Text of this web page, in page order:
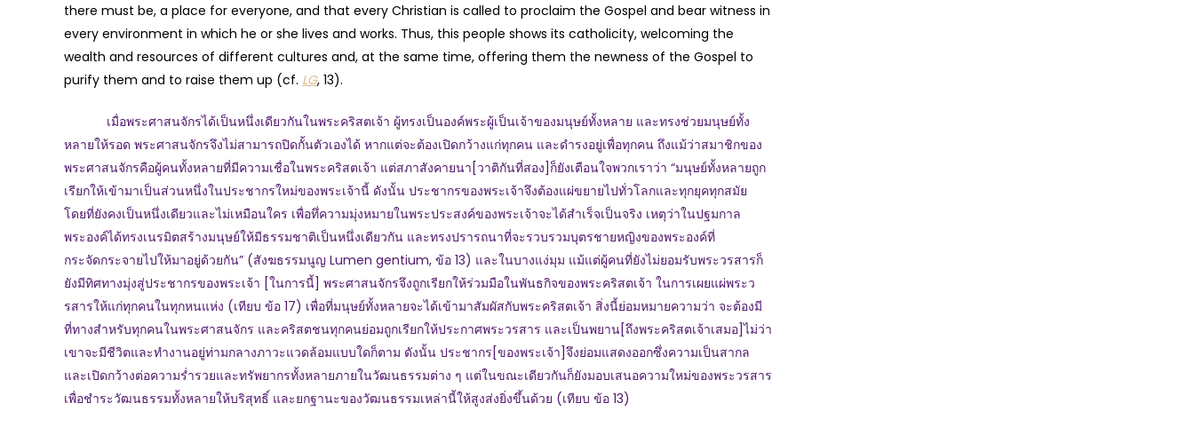
there must be, a place for everyone, and that every Christian is called to proclaim the Gospel and bear witness in
every environment in which he or she lives and works. Thus, this people shows its catholicity, welcoming the
wealth and resources of different cultures and, at the same time, offering them the newness of the Gospel to
purify them and to raise them up (cf. LG, 13).
เมื่อพระศาสนจักรได้เป็นหนึ่งเดียวกันในพระคริสตเจ้า ผู้ทรงเป็นองค์พระผู้เป็นเจ้าของมนุษย์ทั้งหลาย และทรงช่วยมนุษย์ทั้ง
หลายให้รอด พระศาสนจักรจึงไม่สามารถปิดกั้นตัวเองได้ หากแต่จะต้องเปิดกว้างแก่ทุกคน และดำรงอยู่เพื่อทุกคน ถึงแม้ว่าสมาชิกของ
พระศาสนจักรคือผู้คนทั้งหลายที่มีความเชื่อในพระคริสตเจ้า แต่สภาสังคายนา[วาติกันที่สอง]ก็ยังเตือนใจพวกเราว่า “มนุษย์ทั้งหลายถูก
เรียกให้เข้ามาเป็นส่วนหนึ่งในประชากรใหม่ของพระเจ้านี้ ดังนั้น ประชากรของพระเจ้าจึงต้องแผ่ขยายไปทั่วโลกและทุกยุคทุกสมัย
โดยที่ยังคงเป็นหนึ่งเดียวและไม่เหมือนใคร เพื่อทึ่ความมุ่งหมายในพระประสงค์ของพระเจ้าจะได้สำเร็จเป็นจริง เหตุว่าในปฐมกาล
พระองค์ได้ทรงเนรมิตสร้างมนุษย์ให้มีธรรมชาติเป็นหนึ่งเดียวกัน และทรงปรารถนาที่จะรวบรวมบุตรชายหญิงของพระองค์ที่
กระจัดกระจายไปให้มาอยู่ด้วยกัน” (สังฆธรรมนูญ Lumen gentium, ข้อ 13) และในบางแง่มุม แม้แต่ผู้คนที่ยังไม่ยอมรับพระวรสารก็
ยังมีทิศทางมุ่งสู่ประชากรของพระเจ้า [ในการนี้] พระศาสนจักรจึงถูกเรียกให้ร่วมมือในพันธกิจของพระคริสตเจ้า ในการเผยแผ่พระว
รสารให้แก่ทุกคนในทุกหนแห่ง (เทียบ ข้อ 17) เพื่อที่มนุษย์ทั้งหลายจะได้เข้ามาสัมผัสกับพระคริสตเจ้า สิ่งนี้ย่อมหมายความว่า จะต้องมี
ที่ทางสำหรับทุกคนในพระศาสนจักร และคริสตชนทุกคนย่อมถูกเรียกให้ประกาศพระวรสาร และเป็นพยาน[ถึงพระคริสตเจ้าเสมอ]ไม่ว่า
เขาจะมีชีวิตและทำงานอยู่ท่ามกลางภาวะแวดล้อมแบบใดก็ตาม ดังนั้น ประชากร[ของพระเจ้า]จึงย่อมแสดงออกซึ่งความเป็นสากล
และเปิดกว้างต่อความร่ำรวยและทรัพยากรทั้งหลายภายในวัฒนธรรมต่าง ๆ แต่ในขณะเดียวกันก็ยังมอบเสนอความใหม่ของพระวรสาร
เพื่อชำระวัฒนธรรมทั้งหลายให้บริสุทธิ์ และยกฐานะของวัฒนธรรมเหล่านี้ให้สูงส่งยิ่งขึ้นด้วย (เทียบ ข้อ 13)